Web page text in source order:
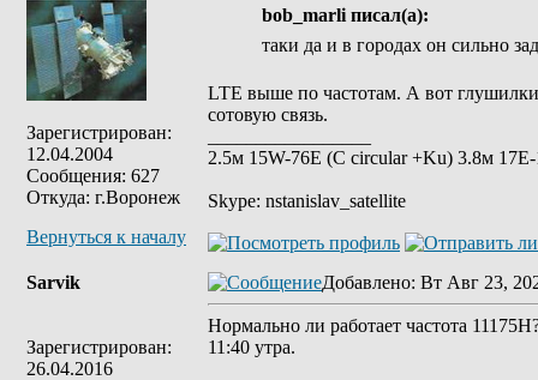
Зарегистрирован:
12.04.2004
Сообщения: 627
Откуда: г.Воронеж
bob_marli писал(а):
таки да и в городах он сильно
LTE выше по частотам. А вот глушилки
сотовую связь.
2.5м 15W-76E (C circular +Ku) 3.8м
Skype: nstanislav_satellite
Вернуться к началу
Sarvik
Зарегистрирован:
26.04.2016
Добавлено: Вт Авг 23,
Нормально ли работает частота
11:40 утра.